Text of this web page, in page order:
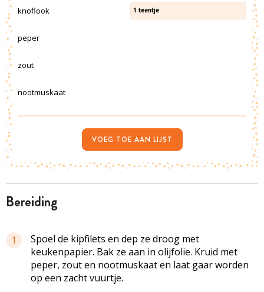
bereiding
1
Spoel de kipfilets en dep ze droog met
keukenpapier. Bak ze aan in olijfolie. Kruid met
peper, zout en nootmuskaat en laat gaar worden
op een zacht vuurtje.
knoflook 1 teentje
peper
zout
nootmuskaat
VOEG TOE AAN LIJST